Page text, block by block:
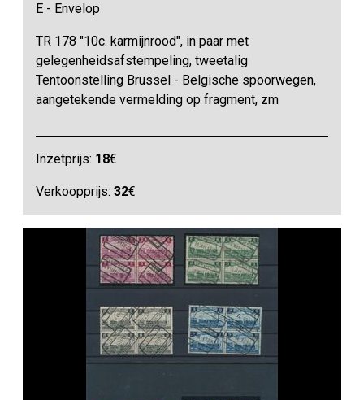
E - Envelop
TR 178 "10c. karmijnrood", in paar met
gelegenheidsafstempeling, tweetalig
Tentoonstelling Brussel - Belgische spoorwegen,
aangetekende vermelding op fragment, zm
Inzetprijs: 18€
Verkoopprijs:32€